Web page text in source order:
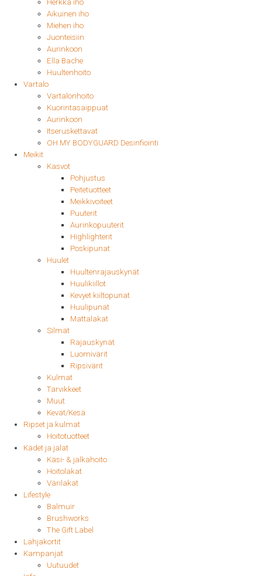
Herkkä iho
Aikuinen iho
Miehen iho
Juonteisiin
Aurinkoon
Ella Bache
Huultenhoito
Vartalo
Vartalonhoito
Kuorintasaippuat
Aurinkoon
Itseruskettavat
OH MY BODYGUARD Desinfiointi
Meikit
Kasvot
Pohjustus
Peitetuotteet
Meikkivoiteet
Puuterit
Aurinkopuuterit
Highlighterit
Poskipunat
Huulet
Huultenrajauskynät
Huulikiillot
Kevyet kiiltopunat
Huulipunat
Mattalakat
Silmät
Rajauskynät
Luomivärit
Ripsivärit
Kulmat
Tarvikkeet
Muut
Kevät/Kesä
Ripset ja kulmat
Hoitotuotteet
Kädet ja jalat
Käsi- & jalkahoito
Hoitolakat
Värilakat
Lifestyle
Balmuir
Brushworks
The Gift Label
Lahjakortit
Kampanjat
Uutuudet